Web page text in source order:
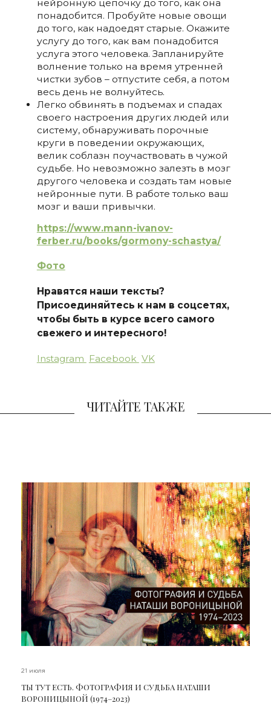
нейронную цепочку до того, как она
понадобится. Пробуйте новые овощи
до того, как надоедят старые. Окажите
услугу до того, как вам понадобится
услуга этого человека. Запланируйте
волнение только на время утренней
чистки зубов – отпустите себя, а потом
весь день не волнуйтесь.
Легко обвинять в подъемах и спадах
своего настроения других людей или
систему, обнаруживать порочные
круги в поведении окружающих,
велик соблазн поучаствовать в чужой
судьбе. Но невозможно залезть в мозг
другого человека и создать там новые
нейронные пути. В работе только ваш
мозг и ваши привычки.
https://www.mann-ivanov-
ferber.ru/books/gormony-schastya/
Фото
Нравятся наши тексты?
Присоединяйтесь к нам в соцсетях,
чтобы быть в курсе всего самого
свежего и интересного!
Instagram Facebook VK
ЧИТАЙТЕ ТАКЖЕ
21 июля
ТЫ ТУТ ЕСТЬ. ФОТОГРАФИЯ И СУДЬБА НАТАШИ
ВОРОНИЦЫНОЙ (1974–2023)